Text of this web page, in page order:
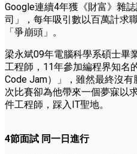
Google連續4年獲《財富》雜
司」，每年吸引數以百萬計求
「爭崩頭」。
梁永斌09年電腦科學系碩士畢
工程師，11年參加編程界知名
Code Jam）」，雖然最終沒
次比賽卻為他帶來一個夢寐以
件工程師，踩入IT聖地。
4節面試 同一日進行